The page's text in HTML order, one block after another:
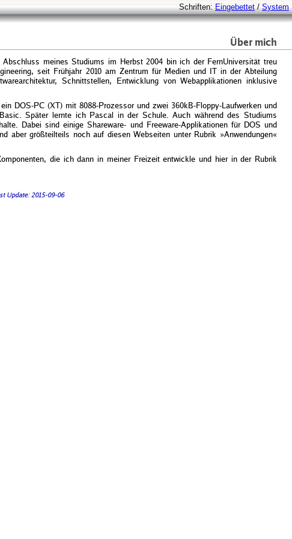
Schriften:Eingebettet/System
Über mich
meines Studiums im Herbst 2004 bin ich der FernUniversität treu
seit Frühjahr 2010 am Zentrum für Medien und IT in der Abteilung
Schnittstellen, Entwicklung von Webapplikationen inklusive
DOS-PC (XT) mit 8088-Prozessor und zwei 360kB-Floppy-Laufwerken und
Später lernte ich Pascal in der Schule. Auch während des Studiums
Dabei sind einige Shareware- und Freeware-Applikationen für DOS und
aber größteilteils noch auf diesen Webseiten unter Rubrik »Anwendungen«
die ich dann in meiner Freizeit entwickle und hier in der Rubrik
Update: 2015-09-06